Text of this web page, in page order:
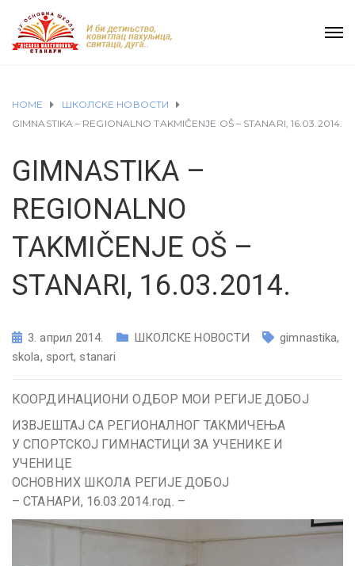
HOME
ШКОЛСКЕ НОВОСТИ
GIMNASTIKA – REGIONALNO TAKMIČENJE OŠ – STANARI, 16.03.2014.
GIMNASTIKA –
REGIONALNO
TAKMIČENJE OŠ –
STANARI, 16.03.2014.
3. април 2014. ШКОЛСКЕ НОВОСТИ gimnastika,
skola, sport, stanari
КООРДИНАЦИОНИ ОДБОР МОИ РЕГИЈЕ ДОБОЈ
ИЗВЈЕШТАЈ СА РЕГИОНАЛНОГ ТАКМИЧЕЊА
У СПОРТСКОЈ ГИМНАСТИЦИ ЗА УЧЕНИКЕ И
УЧЕНИЦЕ
ОСНОВНИХ ШКОЛА РЕГИЈЕ ДОБОЈ
– СТАНАРИ, 16.03.2014.год. –